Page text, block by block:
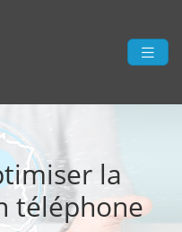
la
téléphone